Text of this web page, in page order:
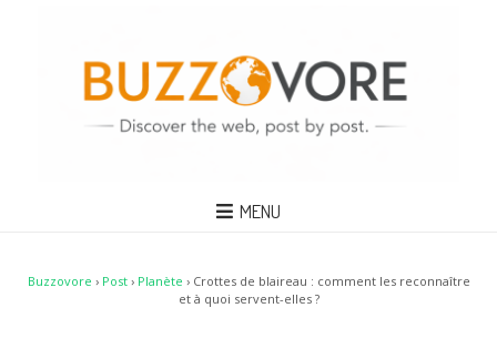
MENU
Buzzovore › Post› Planète › Crottes de blaireau : comment les reconnaître
et à quoi servent-elles ?